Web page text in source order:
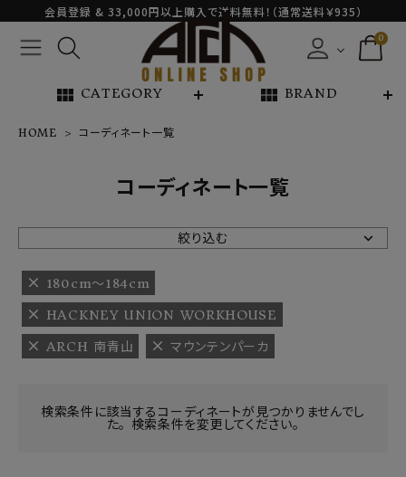
会員登録 & 33,000円以上購入で送料無料！（通常送料￥935）
0
view_module CATEGORY view_module BRAND
NEW ARRIVAL
ARCH EXCLUSIVE
BRAND
CATEGORY
SHOP
HOME コーディネート一覧
コーディネート一覧
絞り込む
180cm〜184cm
HACKNEY UNION WORKHOUSE
ARCH 南青山
マウンテンパーカ
検索条件に該当するコーディネートが見つかりませんでし
た。 検索条件を変更してください。